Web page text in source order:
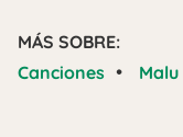
MÁS SOBRE:
Canciones • Malu